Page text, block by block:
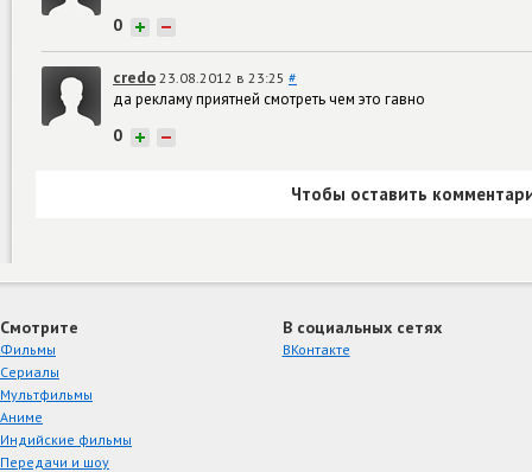
0 + −
credo 23.08.2012 в 23:25 #
да рекламу приятней смотреть чем это гавно
0 + −
Чтобы оставить
Смотрите
Фильмы
Сериалы
Мультфильмы
Аниме
Индийские фильмы
Передачи и шоу
В социальных сетях
ВКонтакте